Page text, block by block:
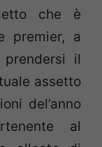
che è
premier, a
il
assetto
del’anno
al